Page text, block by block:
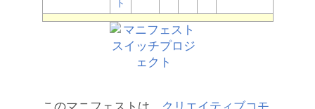
ト